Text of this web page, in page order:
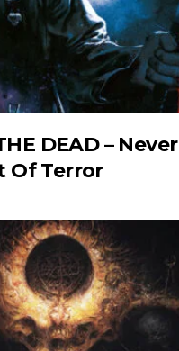
DEAD – Never
Of Terror